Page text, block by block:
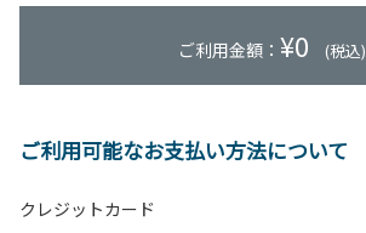
ご利用金額： ¥0 (税込)
ご利用可能なお支払い方法について
クレジットカード